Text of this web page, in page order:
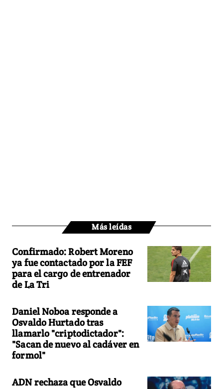
Más leídas
Confirmado: Robert Moreno
ya fue contactado por la FEF
para el cargo de entrenador
de La Tri
Daniel Noboa responde a
Osvaldo Hurtado tras
llamarlo "criptodictador":
"Sacan de nuevo al cadáver en
formol"
ADN rechaza que Osvaldo